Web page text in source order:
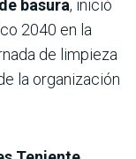
basura, inició
2040 en la
de limpieza
la organización